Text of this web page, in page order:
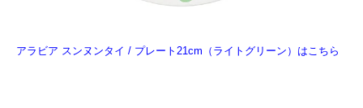
アラビア スンヌンタイ / プレート21cm（ライトグリーン）はこちら